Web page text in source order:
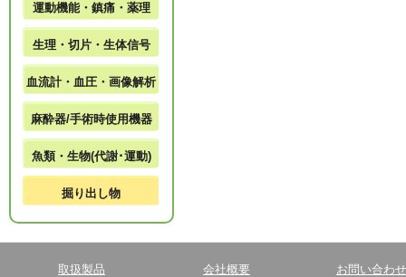
運動機能・鎮痛・薬理
生理・切片・生体信号
血流計・血圧・画像解析
麻酔器/手術時使用機器
魚類・生物(代謝･運動)
掘り出し物
取扱製品 会社概要 お問い合わせ